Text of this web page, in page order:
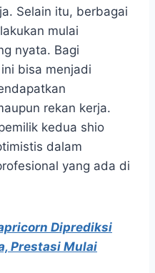
Selain itu, berbagai
mulai
nyata. Bagi
bisa menjadi
rekan kerja.
kedua shio
dalam
yang ada di
Diprediksi
Prestasi Mulai